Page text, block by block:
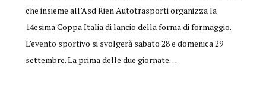
che insieme all’Asd Rien Autotrasporti organizza la
14esima Coppa Italia di lancio della forma di formaggio.
L’evento sportivo si svolgerà sabato 28 e domenica 29
settembre. La prima delle due giornate…